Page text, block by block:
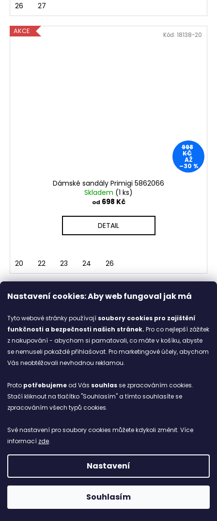
Nastavení cookies: Aby web fungoval jak má
Tyto webové stránky používají soubory cookies pro zajištění
funkčnosti a bezpečnosti našich stránek. Pro co nejlepší zážitek
z nakupování - abychom si pamatovali, co máte v košíku, abyste
se nemuseli pokaždé přihlašovat. Pro marketingové účely, abychom
Vás neobtěžovali nevhodnou reklamou.
Proto potřebujemeod Vás souhlasse zpracováním cookies.
Stačí kliknout na tlačítko "Souhlasím" a tímto souhlasíte se
zpracováním všech typů cookies.
Své nastavení pro soubory cookies můžete kdykoli změnit. Více
informací zde.
Nastavení
Souhlasím
26 27
AKCE
998
KČ
AŽ
–30 %
Dámské sandály Primigi 5862066
Skladem (1 ks)
od 698 Kč
DETAIL
20 22 23 24 26
Kód: 18138-20
O
v
l
á
a
c
r
y
v
ý
p
i
s
NAČÍST 9 DALŠÍCH
S
t
r
á
n
k
v
á
n
1 2
položek celkem
NAHORU
áOdebírat newsletter
Nezmeškejte žádné novinky či slevy!
E-mail
Vložením e-mailu souhlasíte spodmínkami
ochrany osobních údajů
PŘIHLÁSIT SE